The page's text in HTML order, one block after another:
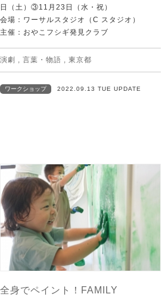
日（土）③11月23日（水・祝）
会場：ワーサルスタジオ（C スタジオ）
主催：おやこフシギ発見クラブ
演劇 , 言葉・物語 , 東京都
ワークショップ 2022.09.13 TUE UPDATE
全身でペイント！FAMILY